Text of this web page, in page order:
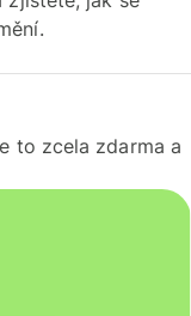
to zcela zdarma a